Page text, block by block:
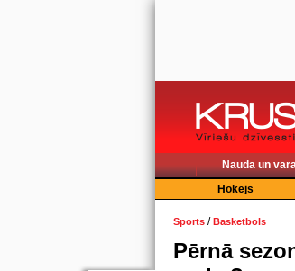
Nauda un
Hokejs
Sports /Basketbols
Pērnā